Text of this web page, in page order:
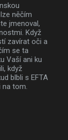
něčím
jmenoval,
Když
zavírat oči a
se ta
Vaší ani ku
když
blbli s EFTA
tom.